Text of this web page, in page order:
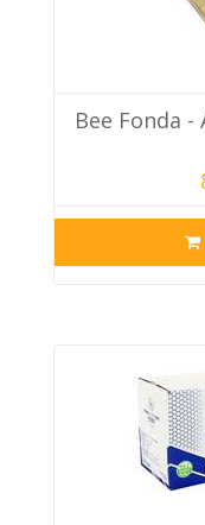
Bee Fonda -